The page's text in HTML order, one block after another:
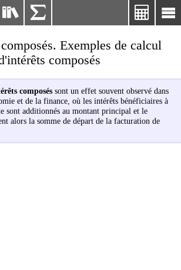


 
Exemples de calcul
composés
composés sont un effet souvent observé dans
et de la finance, où les intérêts bénéficiaires à
sont additionnés au montant principal et le
alors la somme de départ de la facturation de